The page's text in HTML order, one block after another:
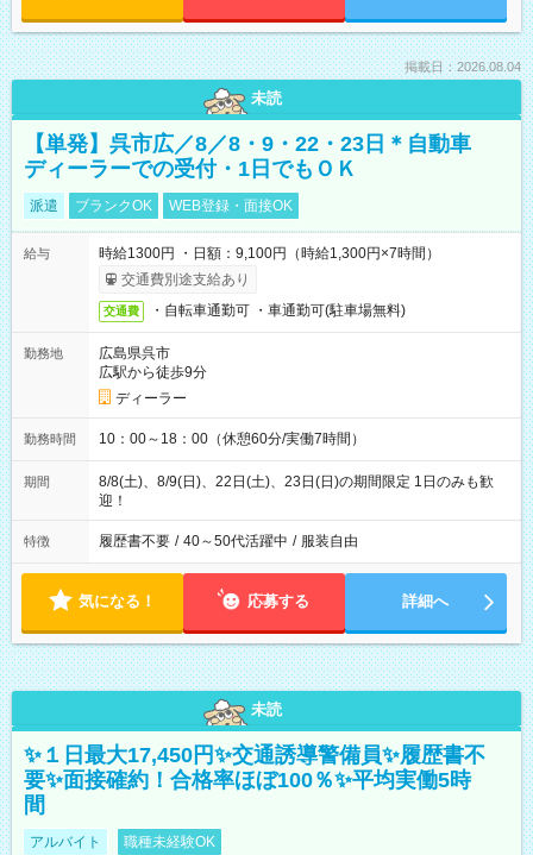
掲載日：2026.08.04
未読
【単発】呉市広／8／8・9・22・23日＊自動車
ディーラーでの受付・1日でもＯＫ
派遣 ブランクOK WEB登録・面接OK
給与
時給1300円 ・日額：9,100円（時給1,300円×7時間）
交通費別途支給あり
交通費 ・自転車通勤可 ・車通勤可(駐車場無料)
勤務地
広島県呉市
広駅から徒歩9分
ディーラー
勤務時間 10：00～18：00（休憩60分/実働7時間）
期間
8/8(土)、8/9(日)、22日(土)、23日(日)の期間限定 1日のみも歓
迎！
特徴 履歴書不要 / 40～50代活躍中 / 服装自由
気になる！ 応募する 詳細へ
未読
✨１日最大17,450円✨交通誘導警備員✨履歴書不
要✨面接確約！合格率ほぼ100％✨平均実働5時
間
アルバイト 職種未経験OK